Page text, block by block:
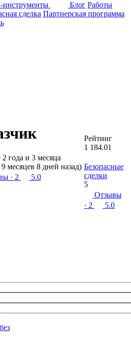
инструменты Блог Работы
сделка Партнерская программа
года и 3 месяца
9 месяцев 8 дней назад)
· 2 5.0
Рейтинг
1 184.01
Безопасные
сделки
5
Отзывы
· 2
5.0